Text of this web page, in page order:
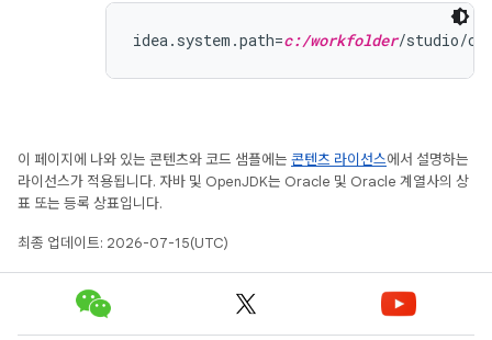
idea.system.path=c:/workfolder
이 페이지에 나와 있는 콘텐츠와 코드 샘플에는 콘텐츠 라이선스에서 설명하는
라이선스가 적용됩니다. 자바 및 OpenJDK는 Oracle 및 Oracle 계열사의 상
표 또는 등록 상표입니다.
최종 업데이트: 2026-07-15(UTC)